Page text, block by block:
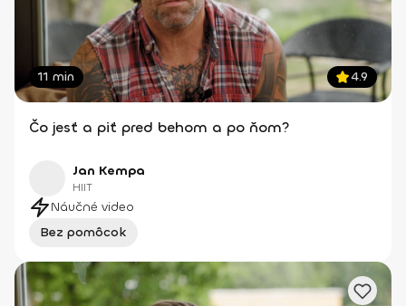
11 min 4.9
Čo jesť a piť pred behom a po ňom?
Jan Kempa
HIIT
Náučné video
Bez pomôcok